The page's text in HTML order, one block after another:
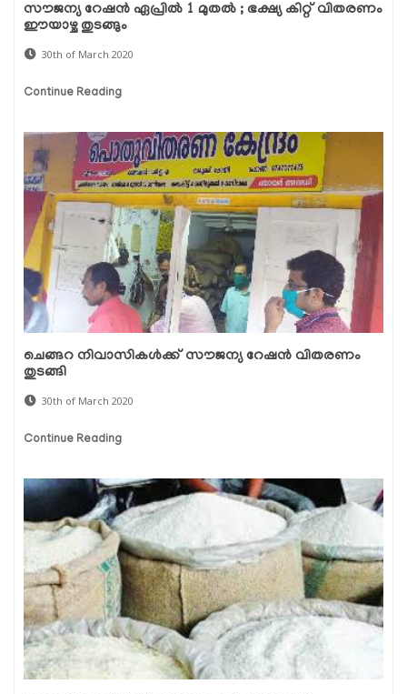
സൗജന്യ റേഷന്‍ ഏപ്രില്‍ 1 മുതല്‍ ; ഭക്ഷ്യ കിറ്റ് വിതരണം
ഈയാഴ്ച തുടങ്ങും
30th of March 2020
Continue Reading
ചെങ്ങറ നിവാസികള്‍ക്ക് സൗജന്യ റേഷന്‍ വിതരണം
തുടങ്ങി
30th of March 2020
Continue Reading